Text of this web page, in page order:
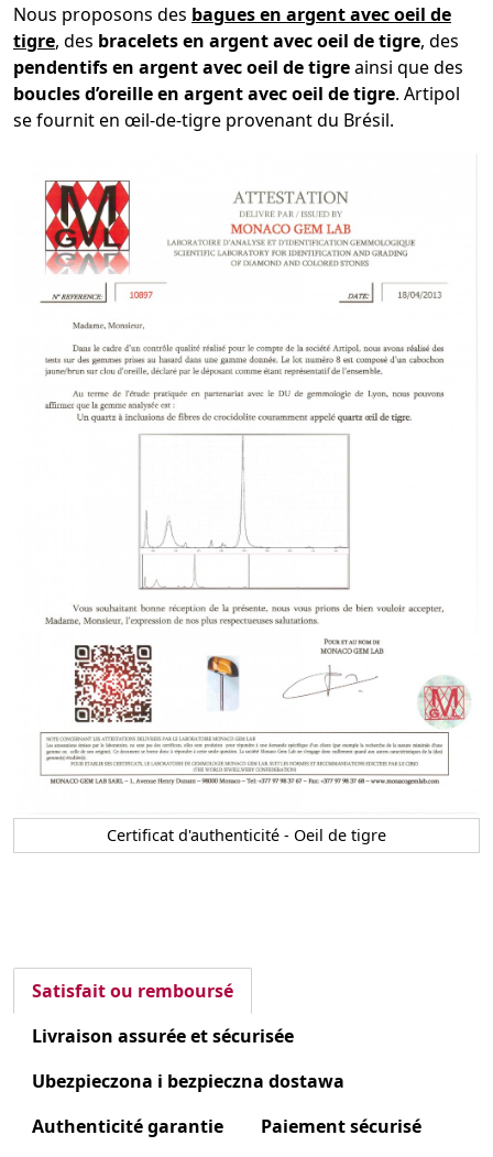
Nous proposons des bagues en argent avec oeil de
tigre, des bracelets en argent avec oeil de tigre, des
pendentifs en argent avec oeil de tigreainsi que des
boucles d’oreille en argent avec oeil de tigre. Artipol
se fournit en œil-de-tigre provenant du Brésil.
Certificat d'authenticité - Oeil de tigre
Satisfait ou remboursé
Livraison assurée et sécurisée
Ubezpieczona i bezpieczna dostawa
Authenticité garantie
Paiement sécurisé